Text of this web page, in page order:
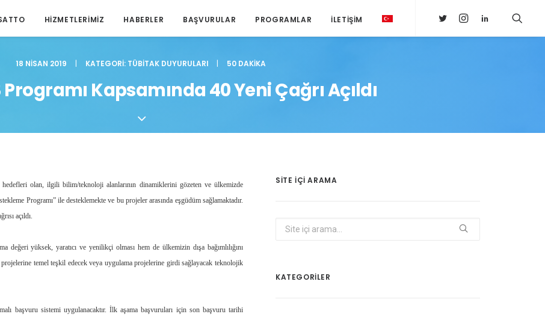
HIZMETLERIMIZ HABERLER BAŞVURULAR PROGRAMLAR İLETIŞIM
18 NISAN 2019 | KATEGORI: TÜBITAK DUYURULARI | 50 DAKIKA
Programı Kapsamında 40 Yeni Çağrı Açıldı
olan, ilgili bilim/teknoloji alanlarının dinamiklerini gözeten ve ülkemizde
Programı” ile desteklemekte ve bu projeler arasında eşgüdüm sağlamaktadır.
açıldı.
yüksek, yaratıcı ve yenilikçi olması hem de ülkemizin dışa bağımlılığını
temel teşkil edecek veya uygulama projelerine girdi sağlayacak teknolojik
başvuru sistemi uygulanacaktır. İlk aşama başvuruları için son başvuru tarihi
SITE IÇI ARAMA
KATEGORİLER